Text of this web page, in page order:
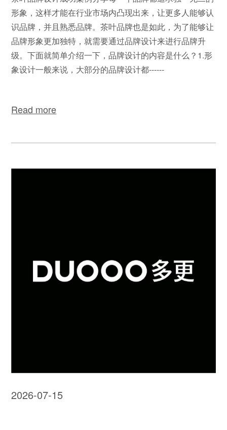
形象，这样才能在行业市场内凸现出来，让更多人能够认
识品牌，并且熟悉品牌。茶叶品牌也是如此，为了能够让
品牌形象更加独特，就需要通过品牌设计来进行品牌升
级。下面就简单介绍一下，品牌设计的内容是什么？1.形
象设计一般来说，大部分的品牌设计都------
Read more
2026-07-15